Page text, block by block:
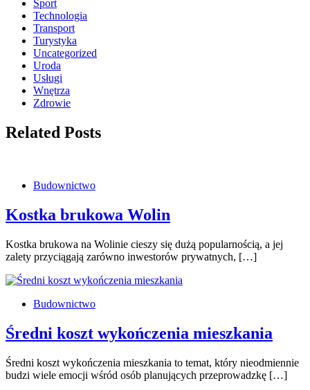
Sport
Technologia
Transport
Turystyka
Uncategorized
Uroda
Usługi
Wnętrza
Zdrowie
Related Posts
Budownictwo
Kostka brukowa Wolin
Kostka brukowa na Wolinie cieszy się dużą popularnością, a jej
zalety przyciągają zarówno inwestorów prywatnych, […]
Budownictwo
Średni koszt wykończenia mieszkania
Średni koszt wykończenia mieszkania to temat, który nieodmiennie
budzi wiele emocji wśród osób planujących przeprowadzkę […]